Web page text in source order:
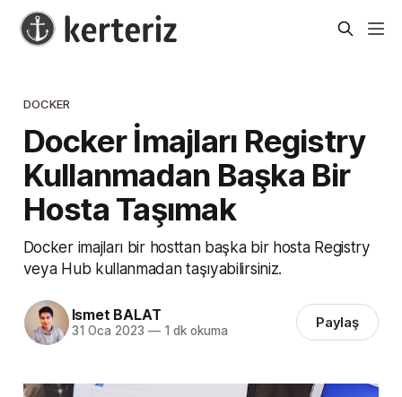
DOCKER
Docker İmajları Registry
Kullanmadan Başka Bir
Hosta Taşımak
Docker imajları bir hosttan başka bir hosta Registry
veya Hub kullanmadan taşıyabilirsiniz.
Ismet BALAT
31 Oca 2023 —1 dk okuma Paylaş